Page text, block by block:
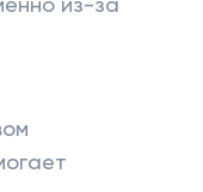
из-за